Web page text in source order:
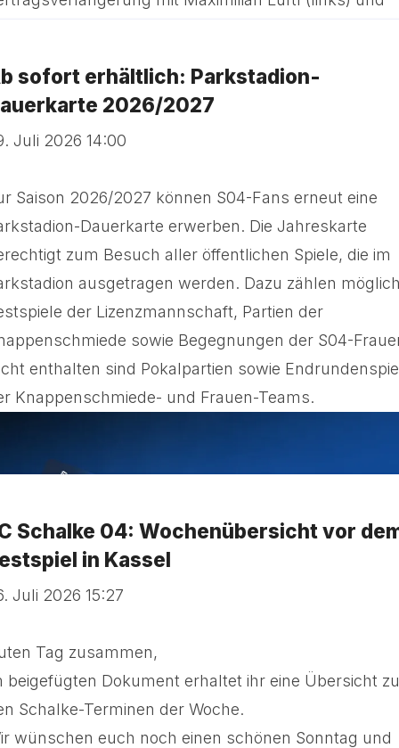
sofort erhältlich: Parkstadion-
2026/2027
Juli 2026 14:00
Saison 2026/2027 können S04-Fans erneut eine
Dauerkarte erwerben. Die Jahreskarte
zum Besuch aller öffentlichen Spiele, die im
ausgetragen werden. Dazu zählen
der Lizenzmannschaft, Partien der
sowie Begegnungen der S04-
enthalten sind Pokalpartien sowie
Knappenschmiede- und Frauen-Teams.
Schalke 04: Wochenübersicht vor
in Kassel
Juli 2026 15:27
Tag zusammen,
beigefügten Dokument erhaltet ihr eine Übersicht zu
Schalke-Terminen der Woche.
wünschen euch noch einen schönen Sonntag und